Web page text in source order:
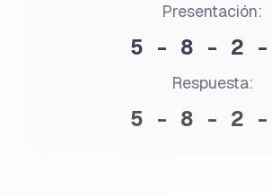
Presentación:
5 - 8 - 2 -
Respuesta:
5 - 8 - 2 -